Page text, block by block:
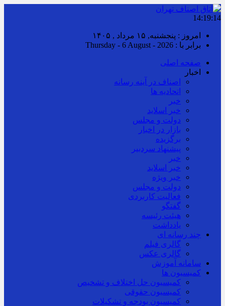
14:19:15
امروز : پنجشنبه, ۱۵ مرداد , ۱۴۰۵
برابر با : Thursday - 6 August - 2026
صفحه اصلی
اخبار
اصناف در آینه رسانه
اتحادیه ها
خبر
خبر اسلايد
دولت و مجلس
بازار در اخبار
برگزیده
پیشنهاد سردبیر
خبر
خبر اسلايد
خبر ویژه
دولت و مجلس
فعالیت کاربردی
گفتگو
هیئت رئیسه
یادداشت
چند رسانه ای
گالری فیلم
گالری عکس
سامانه آموزش
کمیسیون ها
کمیسیون حل اختلاف و تشخیص
کمیسیون حقوقی
کمیسیون بودجه و تشکیلات